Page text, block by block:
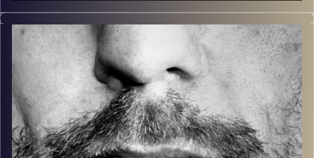
זיפים, מוזיקה מחוספסת של הופעות חיות. הרבה ג'אם, רוק,
בלוז, bluegrass, ג'אז, Fאנק, פרוגרסיב ואפילו אלקטרוניקה.
כל מה שחי, אמיתי ונושם.
עם שמוליק רגב.
קרדיט תמונות: David Goehring